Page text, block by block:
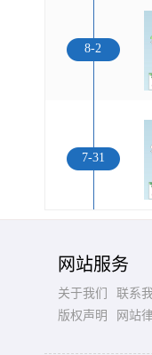
8-2
7-31
网站服务
关于我们 联系我
版权声明
网站